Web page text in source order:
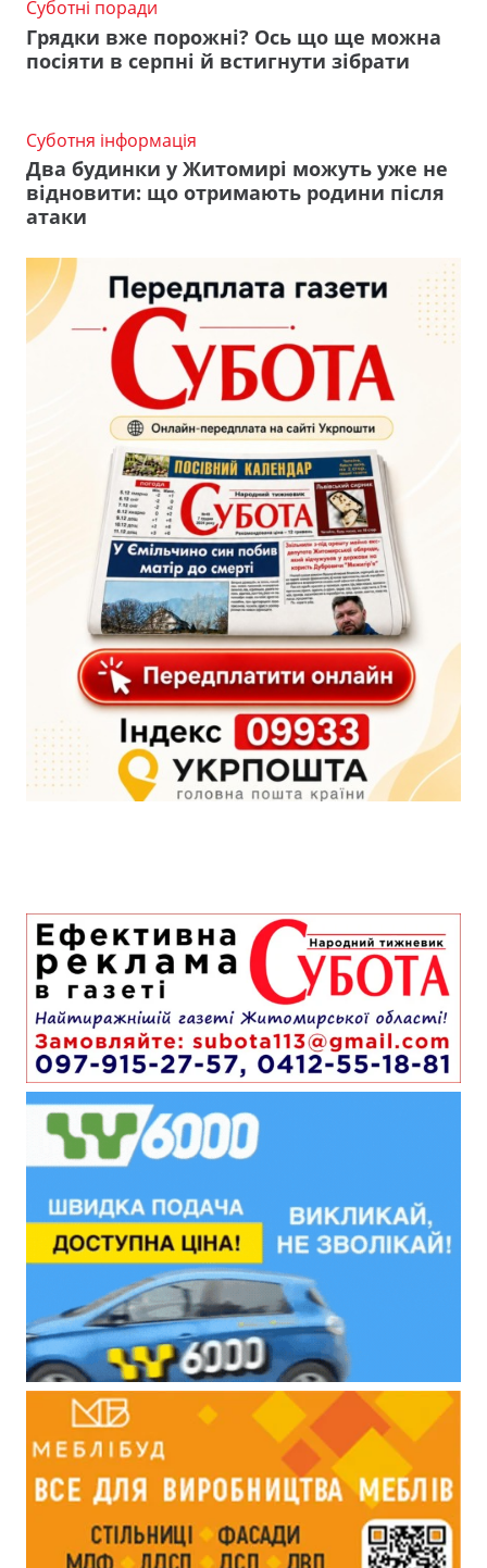
Суботні поради
Грядки вже порожні? Ось що ще можна
посіяти в серпні й встигнути зібрати
Суботня інформація
Два будинки у Житомирі можуть уже не
відновити: що отримають родини після
атаки